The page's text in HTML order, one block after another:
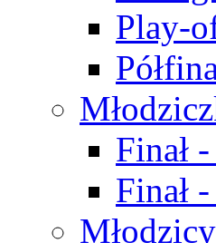
Play-
Finał
Finał